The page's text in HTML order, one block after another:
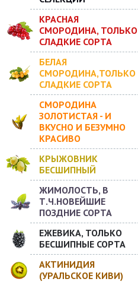
КРАСНАЯ
СМОРОДИНА, ТОЛЬКО
СЛАДКИЕ СОРТА
БЕЛАЯ
СМОРОДИНА,ТОЛЬКО
СЛАДКИЕ СОРТА
СМОРОДИНА
ЗОЛОТИСТАЯ - И
ВКУСНО И БЕЗУМНО
КРАСИВО
КРЫЖОВНИК
БЕСШИПНЫЙ
ЖИМОЛОСТЬ, В
Т.Ч.НОВЕЙШИЕ
ПОЗДНИЕ СОРТА
ЕЖЕВИКА, ТОЛЬКО
БЕСШИПНЫЕ СОРТА
АКТИНИДИЯ
(УРАЛЬСКОЕ КИВИ)